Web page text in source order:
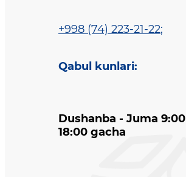
+998 (74) 223-21-22;
Qabul kunlari:
Dushanba - Juma
18:00 gacha